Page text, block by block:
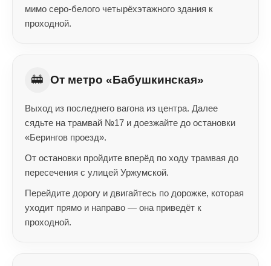
мимо серо-белого четырёхэтажного здания к
проходной.
🚋 От метро «Бабушкинская»
Выход из последнего вагона из центра. Далее
сядьте на трамвай №17 и доезжайте до остановки
«Берингов проезд».
От остановки пройдите вперёд по ходу трамвая до
пересечения с улицей Уржумской.
Перейдите дорогу и двигайтесь по дорожке, которая
уходит прямо и направо — она приведёт к
проходной.